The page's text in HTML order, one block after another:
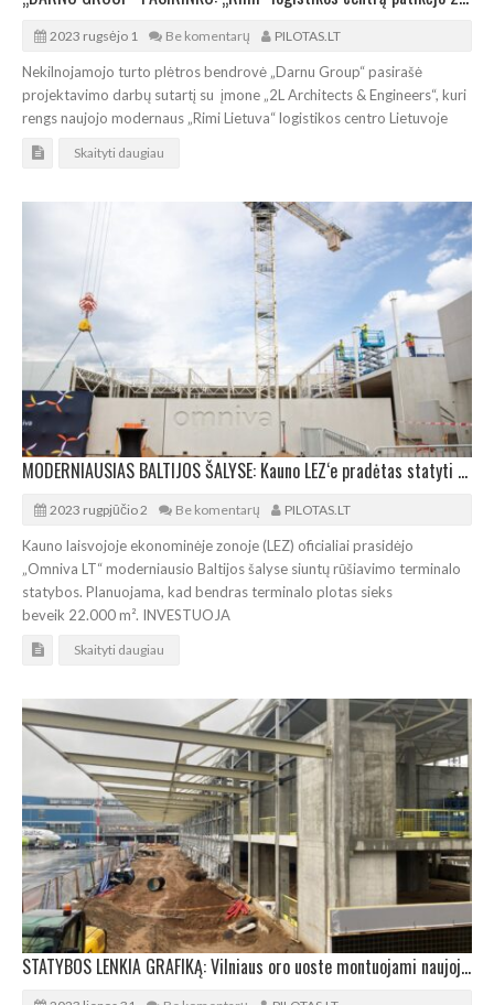
2023 rugsėjo 1 Be komentarų PILOTAS.LT
Nekilnojamojo turto plėtros bendrovė „Darnu Group“ pasirašė
projektavimo darbų sutartį su įmone „2L Architects & Engineers“, kuri
rengs naujojo modernaus „Rimi Lietuva“ logistikos centro Lietuvoje
Skaityti daugiau
MODERNIAUSIAS BALTIJOS ŠALYSE: Kauno LEZ‘e pradėtas statyti „Omniva LT“ terminalas
2023 rugpjūčio 2 Be komentarų PILOTAS.LT
Kauno laisvojoje ekonominėje zonoje (LEZ) oficialiai prasidėjo
„Omniva LT“ moderniausio Baltijos šalyse siuntų rūšiavimo terminalo
statybos. Planuojama, kad bendras terminalo plotas sieks
beveik 22.000 m². INVESTUOJA
Skaityti daugiau
STATYBOS LENKIA GRAFIKĄ: Vilniaus oro uoste montuojami naujojo terminalo fasadai